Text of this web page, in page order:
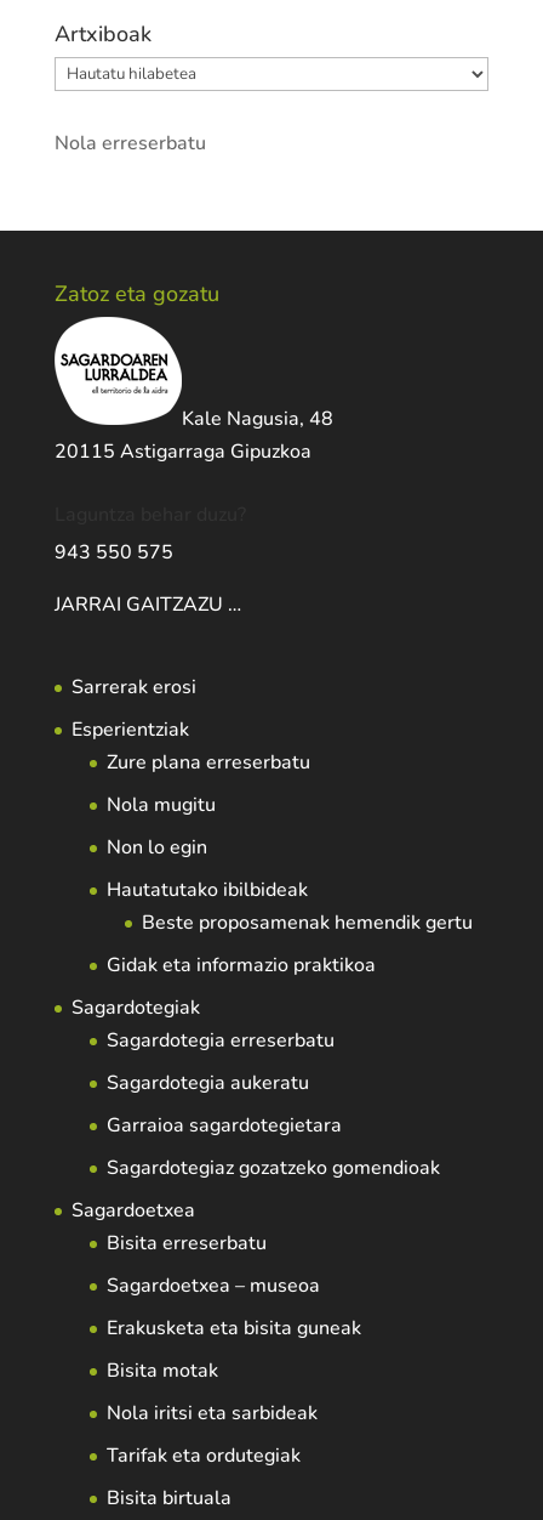
Artxiboak
Artxiboak
Nola erreserbatu
Zatoz eta gozatu
Kale Nagusia, 48
20115 Astigarraga Gipuzkoa
943 550 575
JARRAI GAITZAZU …
Sarrerak erosi
Esperientziak
Zure plana erreserbatu
Nola mugitu
Non lo egin
Hautatutako ibilbideak
Beste proposamenak hemendik gertu
Gidak eta informazio praktikoa
Sagardotegiak
Sagardotegia erreserbatu
Sagardotegia aukeratu
Garraioa sagardotegietara
Sagardotegiaz gozatzeko gomendioak
Sagardoetxea
Bisita erreserbatu
Sagardoetxea – museoa
Erakusketa eta bisita guneak
Bisita motak
Nola iritsi eta sarbideak
Tarifak eta ordutegiak
Bisita birtuala